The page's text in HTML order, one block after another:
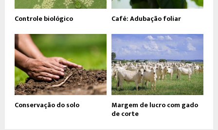
Controle biológico Café: Adubação foliar
Conservação do solo Margem de lucro com gado
de corte